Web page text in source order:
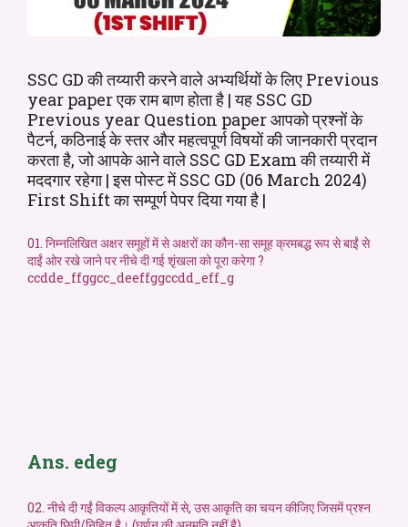
SSC GD की तय्यारी करने वाले अभ्यर्थियों के लिए Previous
year paper एक राम बाण होता है | यह SSC GD
Previous year Question paper आपको प्रश्नों के
पैटर्न, कठिनाई के स्तर और महत्वपूर्ण विषयों की जानकारी प्रदान
करता है, जो आपके आने वाले SSC GD Exam की तय्यारी में
मददगार रहेगा | इस पोस्ट में SSC GD (06 March 2024)
First Shift का सम्पूर्ण पेपर दिया गया है |
01. निम्नलिखित अक्षर समूहों में से अक्षरों का कौन-सा समूह क्रमबद्ध रूप से बाईं से
दाईं ओर रखे जाने पर नीचे दी गई शृंखला को पूरा करेगा ?
ccdde_ffggcc_deeffggccdd_eff_g
Ans. edeg
02. नीचे दी गईं विकल्प आकृतियों में से, उस आकृति का चयन कीजिए जिसमें प्रश्न